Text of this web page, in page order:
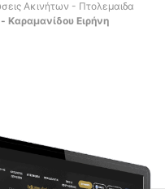
Ακινήτων - Πτολεμαιδα
Καραμανίδου Ειρήνη